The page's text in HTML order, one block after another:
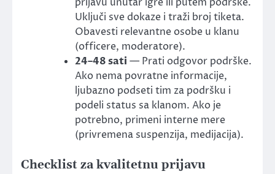
Uključi sve dokaze i traži broj tiketa.
Obavesti relevantne osobe u klanu
(officere, moderatore).
24–48 sati — Prati odgovor podrške.
Ako nema povratne informacije,
ljubazno podseti tim za podršku i
podeli status sa klanom. Ako je
potrebno, primeni interne mere
(privremena suspenzija, medijacija).
Checklist za kvalitetnu prijavu